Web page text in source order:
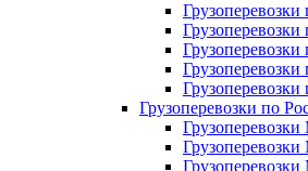
Грузоперевозки
Грузоперевозки
Грузоперевозки по